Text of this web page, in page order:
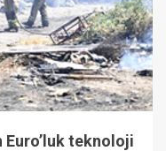
teknoloji